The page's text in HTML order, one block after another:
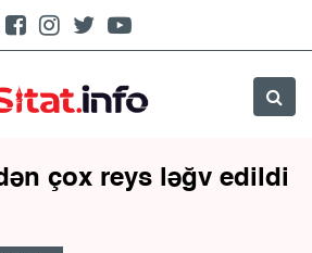
çox reys ləğv edildi